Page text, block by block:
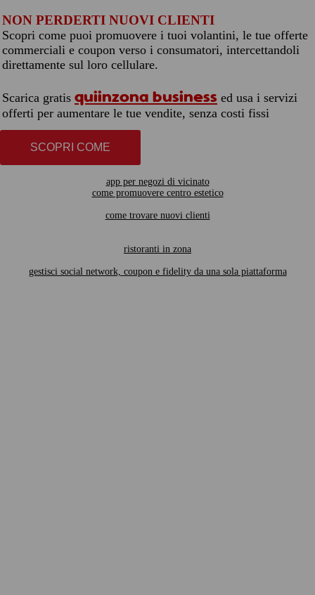
NON PERDERTI NUOVI CLIENTI
Scopri come puoi promuovere i tuoi volantini, le tue offerte
commerciali e coupon verso i consumatori, intercettandoli
direttamente sul loro cellulare.
Scarica gratis quiinzona business ed usa i servizi
offerti per aumentare le tue vendite, senza costi fissi
SCOPRI COME
app per negozi di vicinato
come promuovere centro estetico
come trovare nuovi clienti
ristoranti in zona
gestisci social network, coupon e fidelity da una sola piattaforma